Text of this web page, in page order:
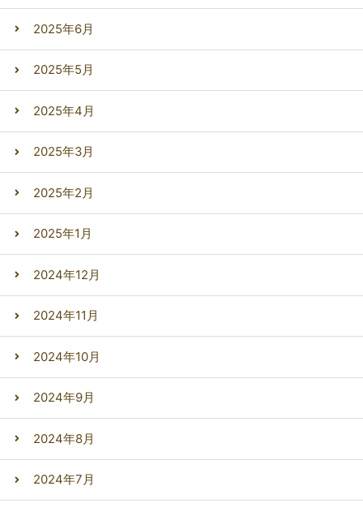
2025年6月
2025年5月
2025年4月
2025年3月
2025年2月
2025年1月
2024年12月
2024年11月
2024年10月
2024年9月
2024年8月
2024年7月